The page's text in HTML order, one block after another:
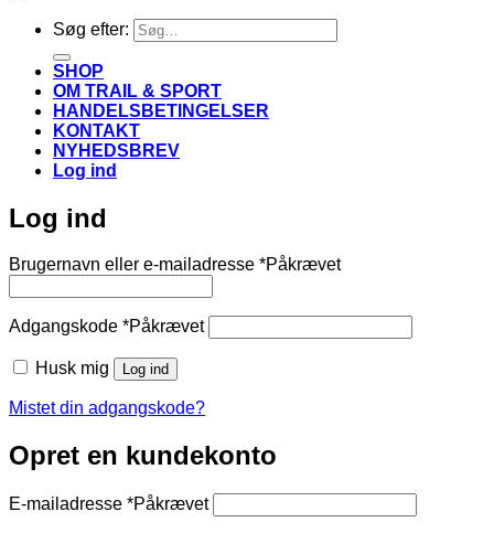
Søg efter:
SHOP
OM TRAIL & SPORT
HANDELSBETINGELSER
KONTAKT
NYHEDSBREV
Log ind
Log ind
Brugernavn eller e-mailadresse *Påkrævet
Adgangskode *Påkrævet
Husk mig Log ind
Mistet din adgangskode?
Opret en kundekonto
E-mailadresse *Påkrævet